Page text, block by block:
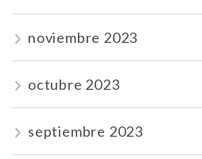
noviembre 2023
octubre 2023
septiembre 2023